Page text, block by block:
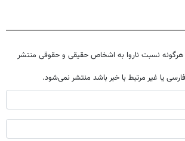
نسبت ناروا به اشخاص حقیقی و حقوقی منتشر
یا غیر مرتبط با خبر باشد منتشر نمی‌شود.